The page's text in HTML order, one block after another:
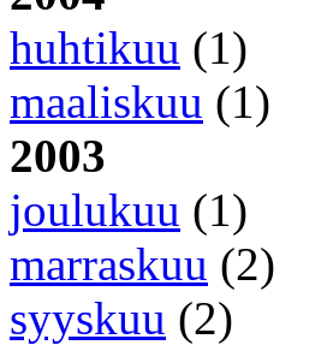
huhtikuu (1)
maaliskuu (1)
2003
joulukuu (1)
marraskuu (2)
syyskuu (2)